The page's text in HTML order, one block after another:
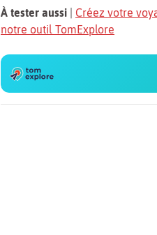
À tester aussi
Créez votre
notre outil TomExplore